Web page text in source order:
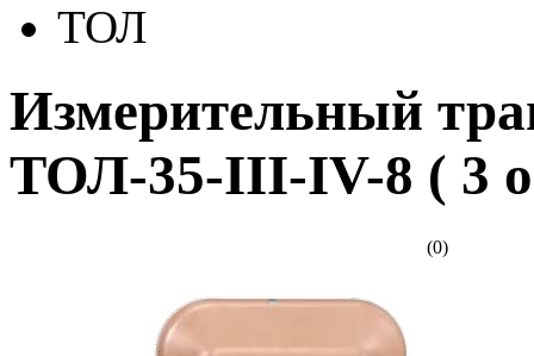
ТОЛ
Измерительный
ТОЛ-35-III-IV-8 ( 3
(0)